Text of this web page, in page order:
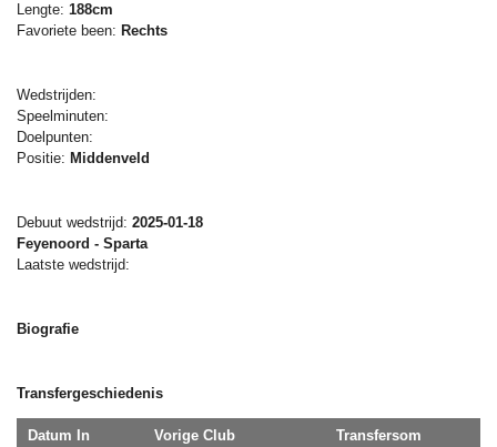
Lengte: 188cm
Favoriete been: Rechts
Wedstrijden:
Speelminuten:
Doelpunten:
Positie: Middenveld
Debuut wedstrijd: 2025-01-18
Feyenoord - Sparta
Laatste wedstrijd:
Biografie
Transfergeschiedenis
Datum In Vorige Club Transfersom